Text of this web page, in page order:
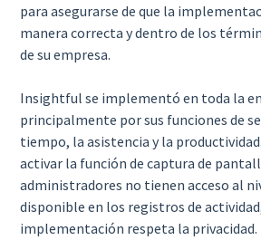
para asegurarse de que la
manera correcta y dentro de los
de su empresa.
Insightful se implementó en toda la
principalmente por sus funciones de
tiempo, la asistencia y la
activar la función de captura de
administradores no tienen acceso al
disponible en los registros de
implementación respeta la privacidad.